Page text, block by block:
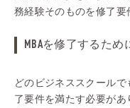
務経験そのものを修了要
MBAを修了するため
どのビジネススクール
了要件を満たす必要が